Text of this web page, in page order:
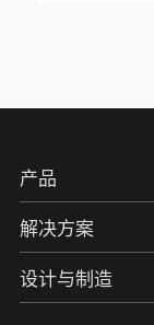
产品
解决方案
设计与制造